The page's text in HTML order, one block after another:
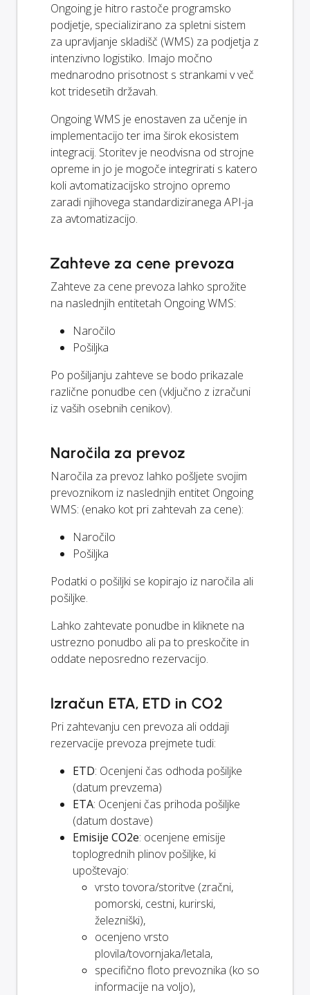
Ongoing je hitro rastoče programsko
podjetje, specializirano za spletni sistem
za upravljanje skladišč (WMS) za podjetja z
intenzivno logistiko. Imajo močno
mednarodno prisotnost s strankami v več
kot tridesetih državah.
Ongoing WMS je enostaven za učenje in
implementacijo ter ima širok ekosistem
integracij. Storitev je neodvisna od strojne
opreme in jo je mogoče integrirati s katero
koli avtomatizacijsko strojno opremo
zaradi njihovega standardiziranega API-ja
za avtomatizacijo.
Zahteve za cene prevoza
Zahteve za cene prevoza lahko sprožite
na naslednjih entitetah Ongoing WMS:
Naročilo
Pošiljka
Po pošiljanju zahteve se bodo prikazale
različne ponudbe cen (vključno z izračuni
iz vaših osebnih cenikov).
Naročila za prevoz
Naročila za prevoz lahko pošljete svojim
prevoznikom iz naslednjih entitet Ongoing
WMS: (enako kot pri zahtevah za cene):
Naročilo
Pošiljka
Podatki o pošiljki se kopirajo iz naročila ali
pošiljke.
Lahko zahtevate ponudbe in kliknete na
ustrezno ponudbo ali pa to preskočite in
oddate neposredno rezervacijo.
Izračun ETA, ETD in CO2
Pri zahtevanju cen prevoza ali oddaji
rezervacije prevoza prejmete tudi:
ETD: Ocenjeni čas odhoda pošiljke
(datum prevzema)
ETA: Ocenjeni čas prihoda pošiljke
(datum dostave)
Emisije CO2e: ocenjene emisije
toplogrednih plinov pošiljke, ki
upoštevajo:
vrsto tovora/storitve (zračni,
pomorski, cestni, kurirski,
železniški),
ocenjeno vrsto
plovila/tovornjaka/letala,
specifično floto prevoznika (ko so
informacije na voljo),